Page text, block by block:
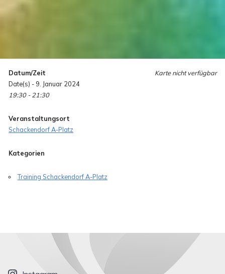
Karte nicht verfügbar
Datum/Zeit
Date(s) - 9. Januar 2024
19:30 - 21:30
Veranstaltungsort
Schackendorf A-Platz
Kategorien
Training Schackendorf A-Platz